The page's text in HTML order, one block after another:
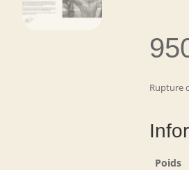
Rupture
Poids